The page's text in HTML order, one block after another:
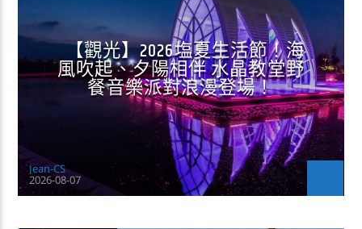
【觀光】2026塩夏生活節！海
風吹起、夕陽相伴 水晶教堂野
餐音樂派對浪漫登場！
Jean-CS
2026-08-07